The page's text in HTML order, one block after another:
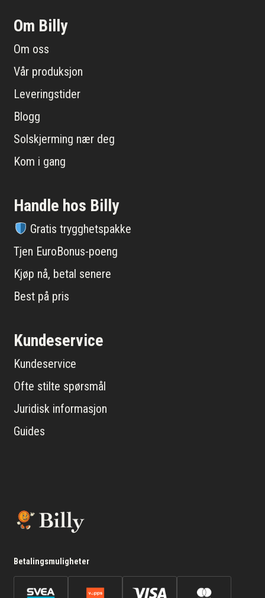
Om Billy
Om oss
Vår produksjon
Leveringstider
Blogg
Solskjerming nær deg
Kom i gang
Handle hos Billy
Gratis trygghetspakke
Tjen EuroBonus-poeng
Kjøp nå, betal senere
Best på pris
Kundeservice
Kundeservice
Ofte stilte spørsmål
Juridisk informasjon
Guides
Betalingsmuligheter